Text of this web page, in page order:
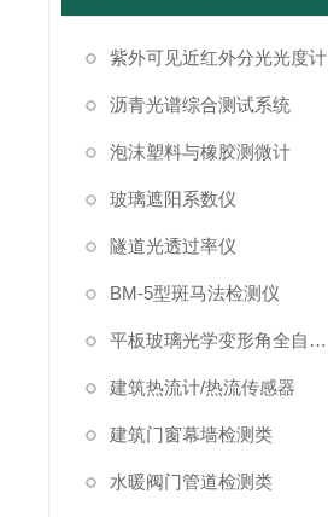
紫外可见近红外分光光度计
沥青光谱综合测试系统
泡沫塑料与橡胶测微计
玻璃遮阳系数仪
隧道光透过率仪
BM-5型斑马法检测仪
平板玻璃光学变形角全自动测试仪
建筑热流计/热流传感器
建筑门窗幕墙检测类
水暖阀门管道检测类